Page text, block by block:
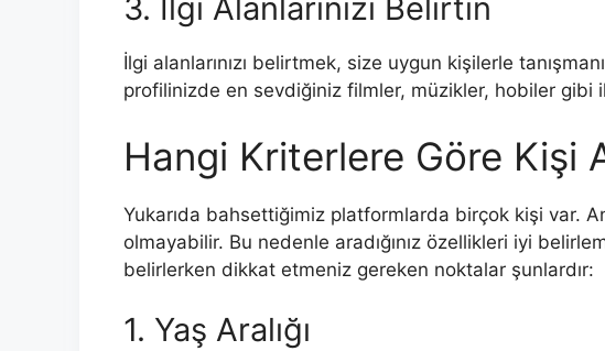
3. İlgi Alanlarınızı Belirtin
İlgi alanlarınızı belirtmek, size uygun kişilerle
profilinizde en sevdiğiniz filmler, müzikler, hobiler gibi
Hangi Kriterlere Göre Kişi
Yukarıda bahsettiğimiz platformlarda birçok kişi var.
olmayabilir. Bu nedenle aradığınız özellikleri iyi
belirlerken dikkat etmeniz gereken noktalar şunlardır:
1. Yaş Aralığı